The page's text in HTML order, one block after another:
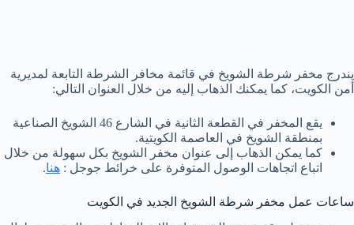
يندرج مخفر شرطة الشويخ في قائمة مخافر الشرطة التابعة لمديرية
أمن الكويت، كما يمكنك الذهاب إليه من خلال العنوان التالي:
يقع المخفر في القطعة الثانية في الشارع 46 الشويخ الصناعية
بمنطقة الشويخ في العاصمة الكويتية.
كما يمكن الذهاب إلى عنوان مخفر الشويخ بكل سهولة من خلال
اتباع اتجاهات الوصول المتوفرة على خرائط جوجل : هنا.
ساعات عمل مخفر شرطة الشويخ الجديد في الكويت